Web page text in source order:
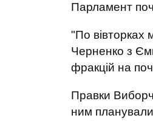
Парламент
"По вівторках
Черненко з
фракцій на
Правки
ним